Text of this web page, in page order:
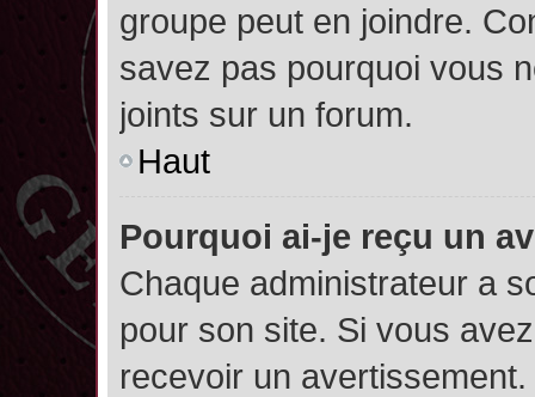
groupe peut en joindre.
savez pas pourquoi vous
joints sur un forum.
Haut
Pourquoi ai-je reçu un
Chaque administrateur a
pour son site. Si vous
recevoir un